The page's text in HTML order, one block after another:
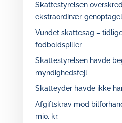
Skattestyrelsen
ekstraordinær
Vundet skattesag –
fodboldspiller
Skattestyrelsen havde
myndighedsfejl
Skatteyder havde ikke
Afgiftskrav mod
mio. kr.